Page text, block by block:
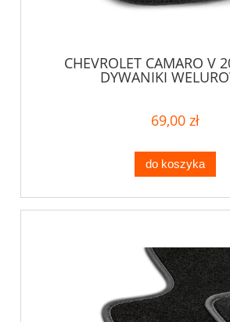
CHEVROLET CAMARO V
DYWANIKI
69,00 zł
do koszyka